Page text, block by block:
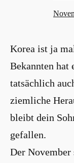
Korea ist ja
Bekannten hat
tatsächlich
ziemliche
bleibt dein
gefallen.
Der